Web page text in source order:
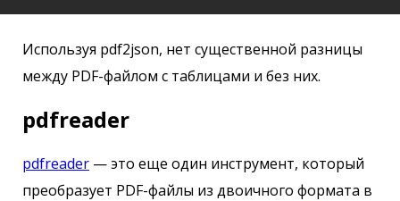
Используя pdf2json, нет существенной разницы
между PDF-файлом с таблицами и без них.
pdfreader
pdfreader — это еще один инструмент, который
преобразует PDF-файлы из двоичного формата в